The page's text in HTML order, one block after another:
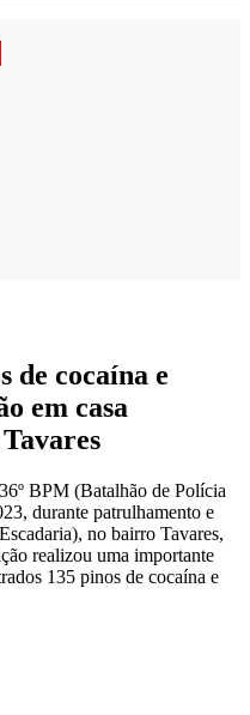
de cocaína e
em casa
BPM (Batalhão de Polícia
durante patrulhamento e
no bairro Tavares,
realizou uma importante
135 pinos de cocaína e